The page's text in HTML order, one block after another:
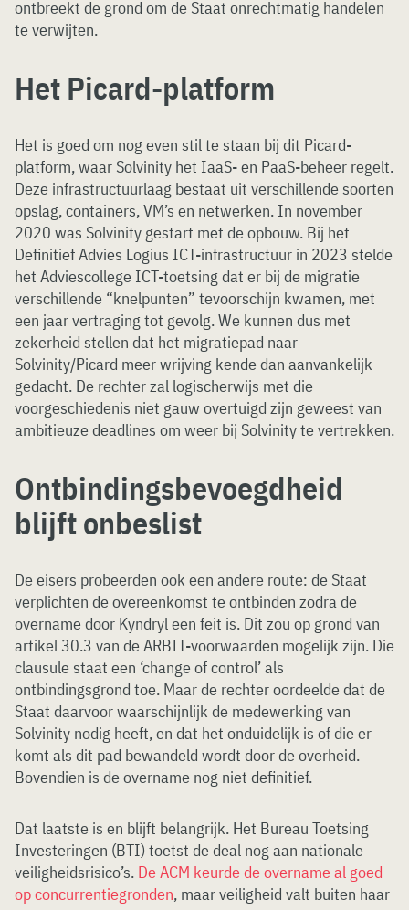
ontbreekt de grond om de Staat onrechtmatig handelen
te verwijten.
Het Picard-platform
Het is goed om nog even stil te staan bij dit Picard-
platform, waar Solvinity het IaaS- en PaaS-beheer regelt.
Deze infrastructuurlaag bestaat uit verschillende soorten
opslag, containers, VM’s en netwerken. In november
2020 was Solvinity gestart met de opbouw. Bij het
Definitief Advies Logius ICT-infrastructuur in 2023 stelde
het Adviescollege ICT-toetsing dat er bij de migratie
verschillende “knelpunten” tevoorschijn kwamen, met
een jaar vertraging tot gevolg. We kunnen dus met
zekerheid stellen dat het migratiepad naar
Solvinity/Picard meer wrijving kende dan aanvankelijk
gedacht. De rechter zal logischerwijs met die
voorgeschiedenis niet gauw overtuigd zijn geweest van
ambitieuze deadlines om weer bij Solvinity te vertrekken.
Ontbindingsbevoegdheid
blijft onbeslist
De eisers probeerden ook een andere route: de Staat
verplichten de overeenkomst te ontbinden zodra de
overname door Kyndryl een feit is. Dit zou op grond van
artikel 30.3 van de ARBIT-voorwaarden mogelijk zijn. Die
clausule staat een ‘change of control’ als
ontbindingsgrond toe. Maar de rechter oordeelde dat de
Staat daarvoor waarschijnlijk de medewerking van
Solvinity nodig heeft, en dat het onduidelijk is of die er
komt als dit pad bewandeld wordt door de overheid.
Bovendien is de overname nog niet definitief.
Dat laatste is en blijft belangrijk. Het Bureau Toetsing
Investeringen (BTI) toetst de deal nog aan nationale
veiligheidsrisico’s. De ACM keurde de overname al goed
op concurrentiegronden, maar veiligheid valt buiten haar